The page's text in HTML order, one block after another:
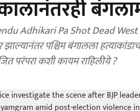
Adhikari Pa Shot Dead
झाल्यानंतर पश्चिम बंगालला
परंपरा कशी कायम राहिलीये ?